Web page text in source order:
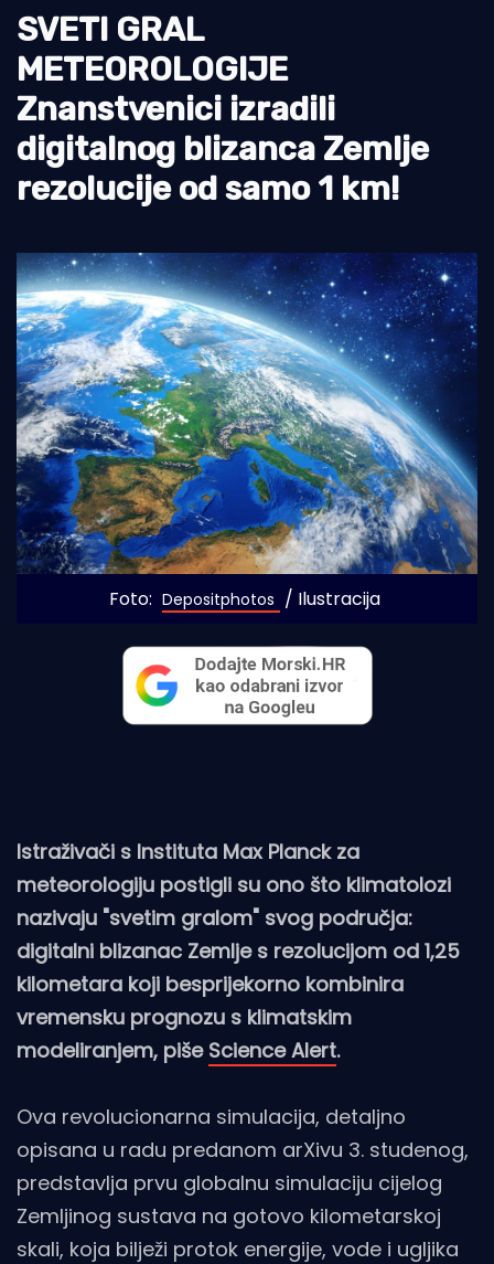
Pomorstvo
Ribolov
Ekologija
Tradicija i kultura
SVETI GRAL
METEOROLOGIJE
Znanstvenici izradili
digitalnog blizanca Zemlje
rezolucije od samo 1 km!
Foto: Depositphotos / Ilustracija
Istraživači s Instituta Max Planck za
meteorologiju postigli su ono što klimatolozi
nazivaju "svetim gralom" svog područja:
digitalni blizanac Zemlje s rezolucijom od 1,25
kilometara koji besprijekorno kombinira
vremensku prognozu s klimatskim
modeliranjem, piše Science Alert.
Ova revolucionarna simulacija, detaljno
opisana u radu predanom arXivu 3. studenog,
predstavlja prvu globalnu simulaciju cijelog
Zemljinog sustava na gotovo kilometarskoj
skali, koja bilježi protok energije, vode i ugljika